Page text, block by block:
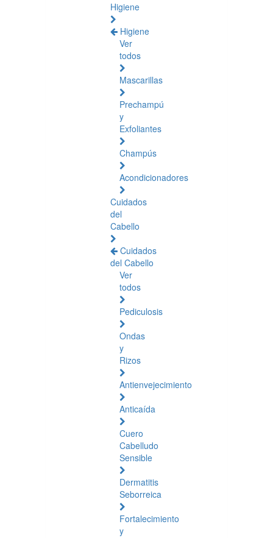
Higiene
Higiene
Ver
todos
Mascarillas
Prechampú
y
Exfoliantes
Champús
Acondicionadores
Cuidados
del
Cabello
Cuidados
del Cabello
Ver
todos
Pediculosis
Ondas
y
Rizos
Antienvejecimiento
Anticaída
Cuero
Cabelludo
Sensible
Dermatitis
Seborreica
Fortalecimiento
y